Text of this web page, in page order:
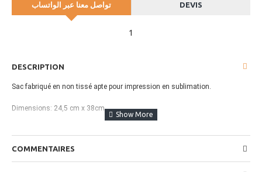
تواصل معنا عبر الواتساب DEVIS
1
DESCRIPTION
Sac fabriqué en non tissé apte pour impression en sublimation.
Dimensions: 24,5 cm x 38cm
Couleur : Blanc
COMMENTAIRES